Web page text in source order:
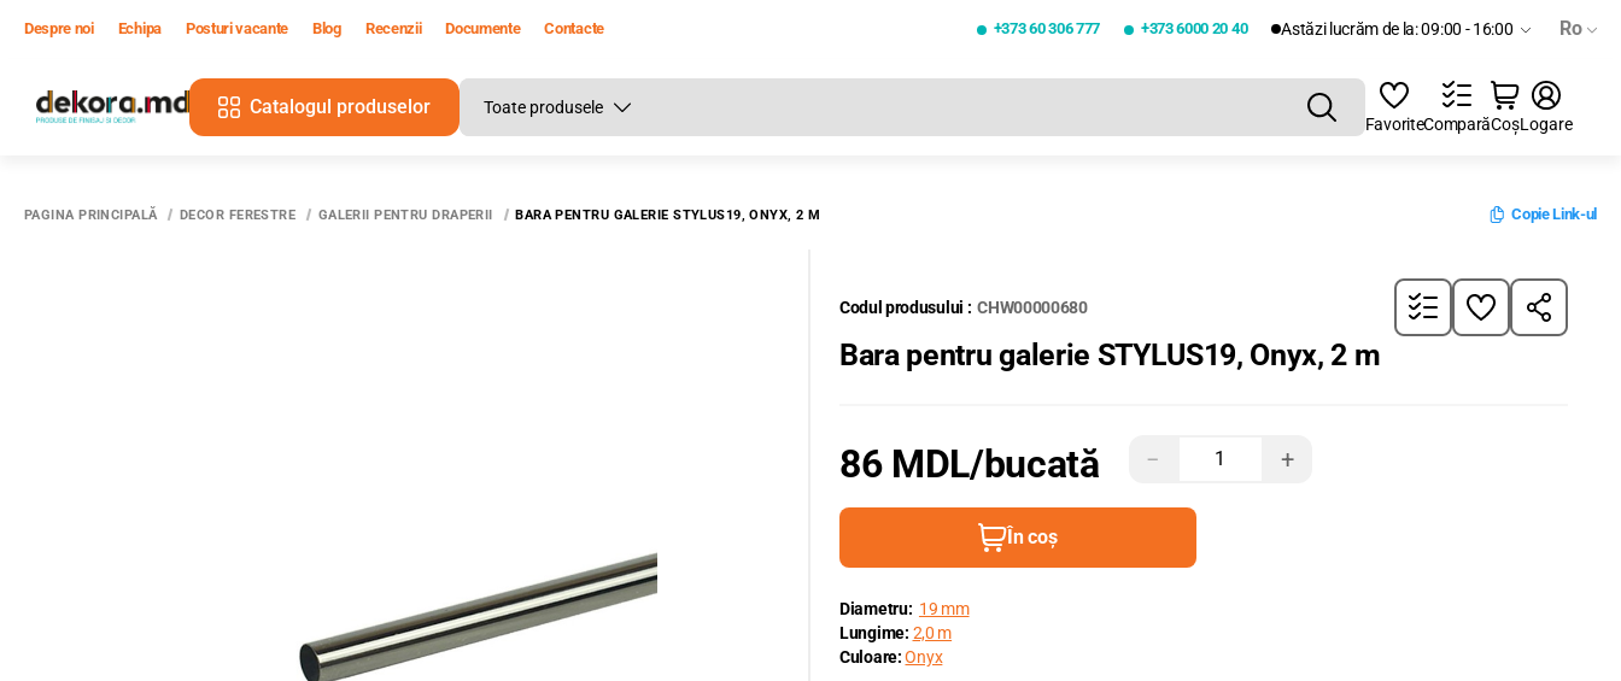
Despre noi Echipa Posturi vacante Blog Recenzii Documente Contacte +373 60 306 777 +373 6000 20 40 Astăzi lucrăm de la: 09:00 - 16:00 Ro
Catalogul produselor
FavoriteComparăCoșLogare
PAGINA PRINCIPALĂ DECOR FERESTRE GALERII PENTRU DRAPERII BARA PENTRU GALERIE STYLUS19, ONYX, 2 M Copie Link-ul
Codul produsului : CHW00000680
Bara pentru galerie STYLUS19, Onyx, 2 m
86 MDL/bucată − +
În coș
Diametru: 19 mm
Lungime: 2,0 m
Culoare:Onyx